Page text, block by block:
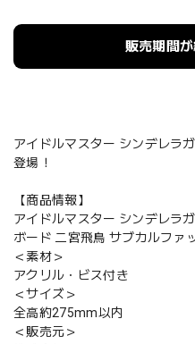
販売期間
アイドルマスター シンデレラ
登場！
【商品情報】
アイドルマスター シンデレラ
ボード 二宮飛鳥 サブカルファ
＜素材＞
アクリル・ビス付き
＜サイズ＞
全高約275mm以内
＜販売元＞